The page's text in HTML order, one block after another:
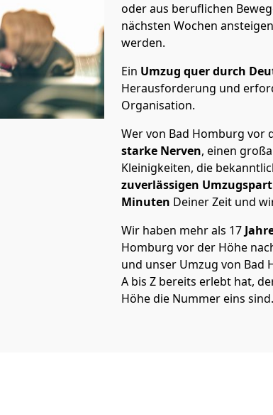
oder aus beruflichen
nächsten Wochen
werden.
Ein Umzug quer durch
Herausforderung und
Organisation.
Wer von Bad Homburg vor
starke Nerven, einen
Kleinigkeiten, die
zuverlässigen
Minuten Deiner Zeit und
Wir haben mehr als 17
Homburg vor der Höhe
und unser Umzug von Bad
A bis Z bereits erlebt hat,
Höhe die Nummer eins sind.